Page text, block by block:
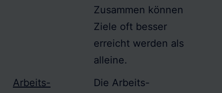
Zusammen können
Ziele oft besser
erreicht werden als
alleine.
Arbeits-
Die Arbeits-